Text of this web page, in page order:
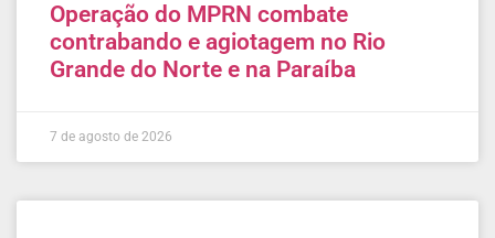
Operação do MPRN combate
contrabando e agiotagem no Rio
Grande do Norte e na Paraíba
7 de agosto de 2026